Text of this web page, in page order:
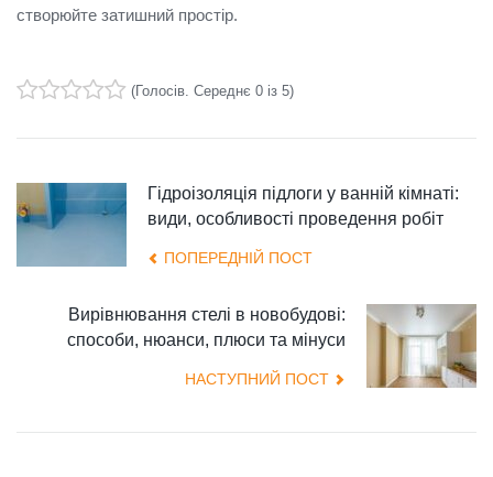
створюйте затишний простір.
(Голосів. Середнє 0 із 5)
Гідроізоляція підлоги у ванній кімнаті:
види, особливості проведення робіт
ПОПЕРЕДНІЙ ПОСТ
Вирівнювання стелі в новобудові:
способи, нюанси, плюси та мінуси
НАСТУПНИЙ ПОСТ